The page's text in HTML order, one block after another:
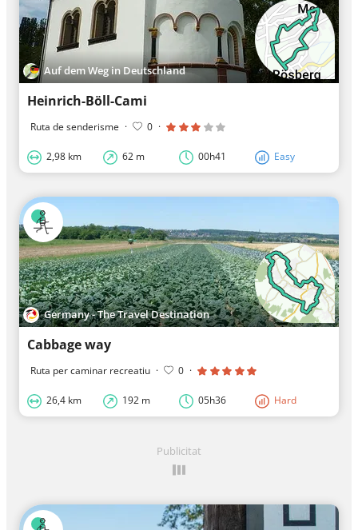
Auf dem Weg in Deutschland
Heinrich-Böll-Cami
Ruta de senderisme · 0 ·
2,98 km 62 m 00h41 Easy
Germany - The Travel Destination
Cabbage way
Ruta per caminar recreatiu · 0 ·
26,4 km 192 m 05h36 Hard
Publicitat